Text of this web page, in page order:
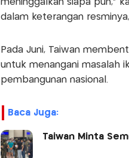
meninggalkan siapa pun,"
dalam keterangan resminya,
Pada Juni, Taiwan
untuk menangani masalah
pembangunan nasional.
Baca Juga:
Taiwan Minta